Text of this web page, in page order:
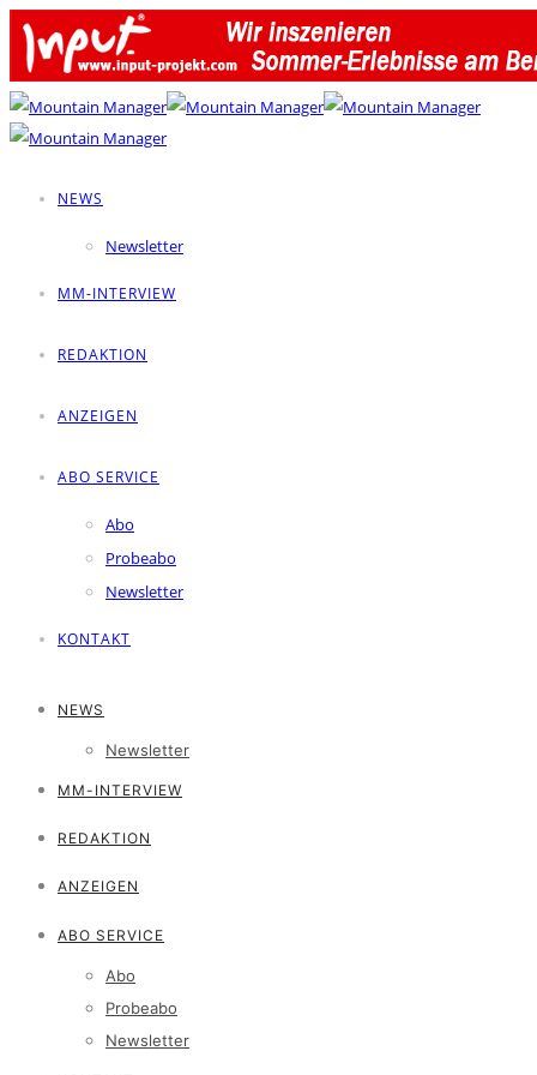
NEWS
Newsletter
MM-INTERVIEW
REDAKTION
ANZEIGEN
ABO SERVICE
Abo
Probeabo
Newsletter
KONTAKT
NEWS
Newsletter
MM-INTERVIEW
REDAKTION
ANZEIGEN
ABO SERVICE
Abo
Probeabo
Newsletter